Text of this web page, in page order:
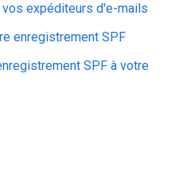
expéditeurs d'e-mails
enregistrement SPF
SPF à votre